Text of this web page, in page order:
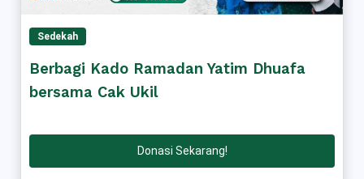
Sedekah
Berbagi Kado Ramadan Yatim Dhuafa
bersama Cak Ukil
Donasi Sekarang!